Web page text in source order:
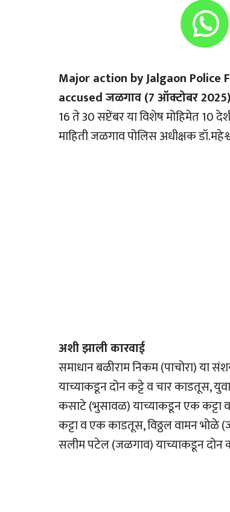
Major action by Jalgaon Police
accused जळगाव (7 ऑक्टोबर
16 ते 30 सप्टेंबर या विशेष मोहिमेत
माहिती जळगाव पोलिस अधीक्षक
अशी झाली कारवाई
समाधान बळीराम निकम (पाचोरा)
याच्याकडून दोन कट्टे व चार काडतूस,
कसाटे (भुसावळ) याच्याकडून एक कट्टा
कट्टा व एक काडतूस, विठ्ठल वामन भोळे
सलीम पटेल (जळगाव) याच्याकडून दोन